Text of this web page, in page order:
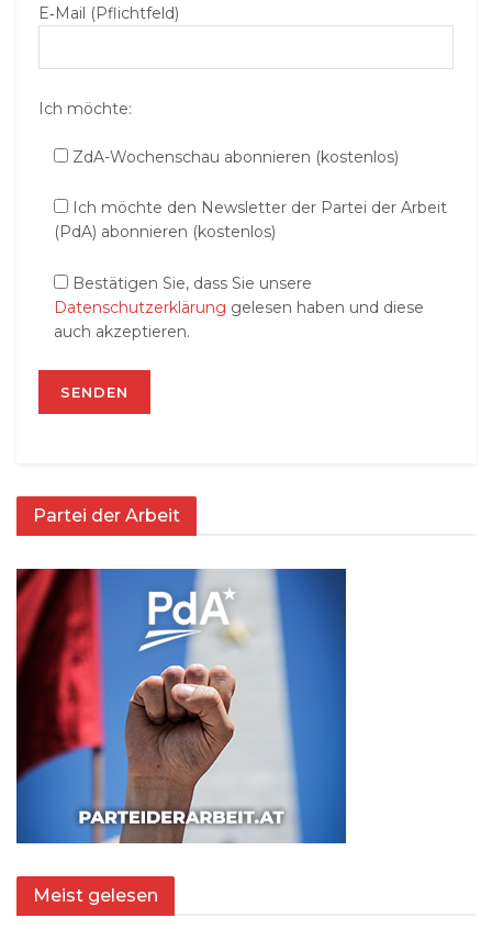
E‑Mail (Pflichtfeld)
Ich möchte:
ZdA-Wochenschau abonnieren (kostenlos)
Ich möchte den Newsletter der Partei der Arbeit
(PdA) abonnieren (kostenlos)
Bestätigen Sie, dass Sie unsere
Datenschutzerklärung gelesen haben und diese
auch akzeptieren.
Partei der Arbeit
Meist gelesen